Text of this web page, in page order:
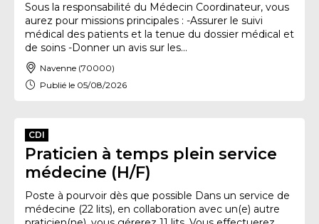
Sous la responsabilité du Médecin Coordinateur, vous
aurez pour missions principales : -Assurer le suivi
médical des patients et la tenue du dossier médical et
de soins -Donner un avis sur les...
Navenne (70000)
Publié le 05/08/2026
CDI
Praticien à temps plein service
médecine (H/F)
Poste à pourvoir dès que possible Dans un service de
médecine (22 lits), en collaboration avec un(e) autre